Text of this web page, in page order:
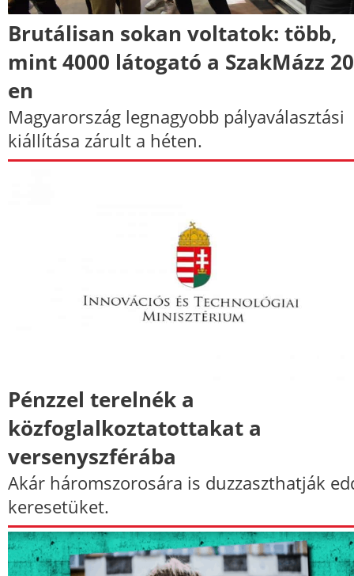
Brutálisan sokan voltatok: több,
mint 4000 látogató a SzakMázz
en
Magyarország legnagyobb pályaválasztási
kiállítása zárult a héten.
Pénzzel terelnék a
közfoglalkoztatottakat a
versenyszférába
Akár háromszorosára is duzzaszthatják
keresetüket.